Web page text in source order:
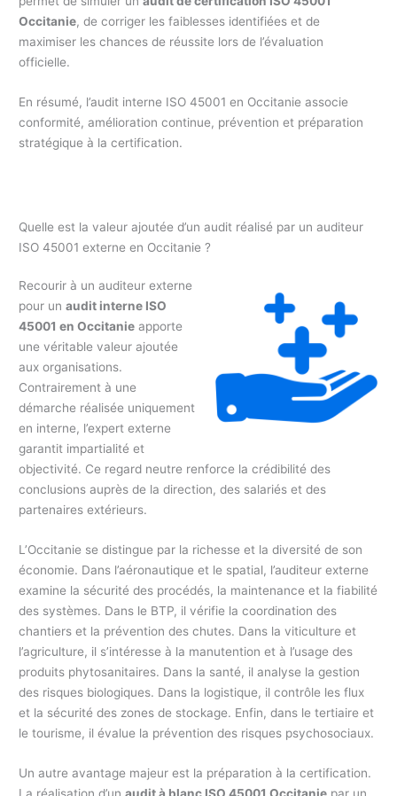
Occitanie, de corriger les faiblesses identifiées et de
maximiser les chances de réussite lors de l’évaluation
officielle.
En résumé, l’audit interne ISO 45001 en Occitanie associe
conformité, amélioration continue, prévention et préparation
stratégique à la certification.
Quelle est la valeur ajoutée d’un audit réalisé par un auditeur
ISO 45001 externe en Occitanie ?
Recourir à un auditeur externe
pour unaudit interne ISO
45001 en Occitanie apporte
une véritable valeur ajoutée
aux organisations.
Contrairement à une
démarche réalisée uniquement
en interne, l’expert externe
garantit impartialité et
objectivité. Ce regard neutre renforce la crédibilité des
conclusions auprès de la direction, des salariés et des
partenaires extérieurs.
L’Occitanie se distingue par la richesse et la diversité de son
économie. Dans l’aéronautique et le spatial, l’auditeur externe
examine la sécurité des procédés, la maintenance et la fiabilité
des systèmes. Dans le BTP, il vérifie la coordination des
chantiers et la prévention des chutes. Dans la viticulture et
l’agriculture, il s’intéresse à la manutention et à l’usage des
produits phytosanitaires. Dans la santé, il analyse la gestion
des risques biologiques. Dans la logistique, il contrôle les flux
et la sécurité des zones de stockage. Enfin, dans le tertiaire et
le tourisme, il évalue la prévention des risques psychosociaux.
Un autre avantage majeur est la préparation à la certification.
La réalisation d’unaudit à blanc ISO 45001 Occitanie par un